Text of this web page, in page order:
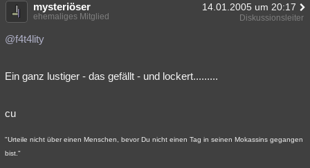
mysteriöser 14.01.2005 um 20:17
ehemaliges Mitglied Diskussionsleiter
@f4t4lity
Ein ganz lustiger - das gefällt - und lockert.........
cu
"Urteile nicht über einen Menschen, bevor Du nicht einen Tag in seinen Mokassins gegangen
bist."